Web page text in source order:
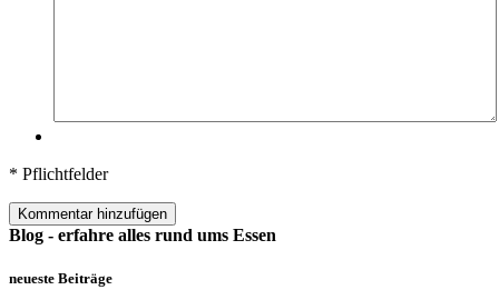
* Pflichtfelder
Kommentar hinzufügen
Blog - erfahre alles rund ums Essen
neueste Beiträge